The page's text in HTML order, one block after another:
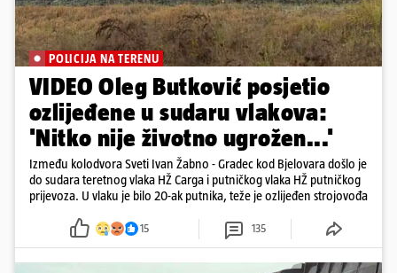
POLICIJA NA TERENU
VIDEO Oleg Butković posjetio
ozlijeđene u sudaru vlakova:
'Nitko nije životno ugrožen...'
Između kolodvora Sveti Ivan Žabno - Gradec kod Bjelovara došlo je
do sudara teretnog vlaka HŽ Carga i putničkog vlaka HŽ putničkog
prijevoza. U vlaku je bilo 20-ak putnika, teže je ozlijeđen strojovođa
15 135